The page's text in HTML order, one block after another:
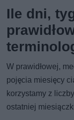
Ile dni,
W prawidłowej,
pojęcia miesięcy
korzystamy z
ostatniej